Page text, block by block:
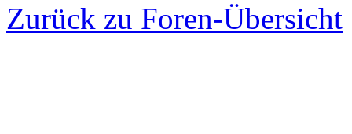
Zurück zu Foren-Übersicht